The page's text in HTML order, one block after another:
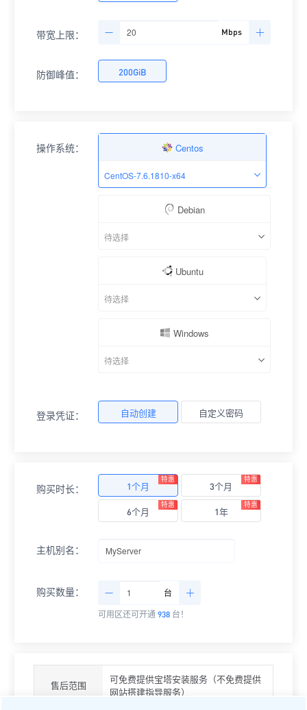
带宽上限： Mbps
防御峰值： 200GiB
操作系统： Centos
CentOS-7.6.1810-x64
Debian
待选择
Ubuntu
待选择
Windows
待选择
登录凭证： 自动创建 自定义密码
购买时长： 1个月
特惠
3个月
特惠
6个月
特惠
1年
特惠
主机别名：
购买数量： 台
可用区还可开通 938 台！
售后范围
可免费提供宝塔安装服务（不免费提供
网站搭建指导服务）